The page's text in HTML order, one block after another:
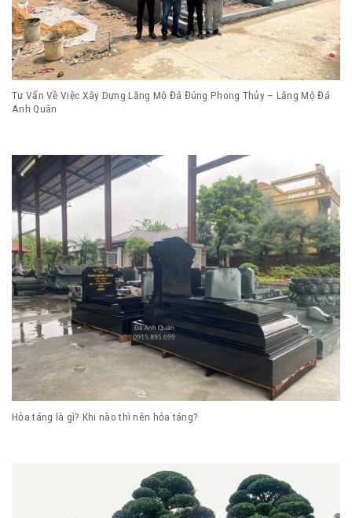
Tư Vấn Về Việc Xây Dựng Lăng Mộ Đá Đúng Phong Thủy – Lăng Mộ Đá
Anh Quân
Hỏa táng là gì? Khi nào thì nên hỏa táng?